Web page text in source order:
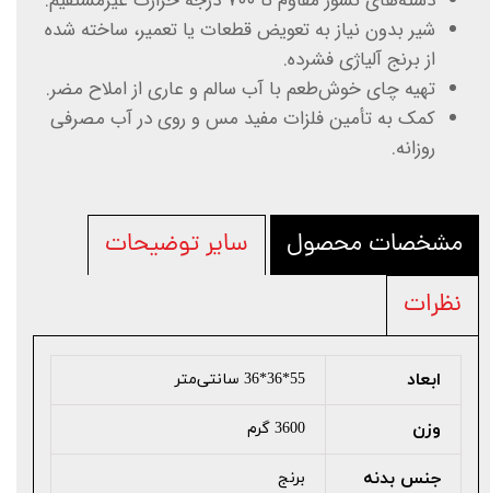
شیر بدون نیاز به تعویض قطعات یا تعمیر، ساخته شده
از برنج آلیاژی فشرده.
تهیه چای خوش‌طعم با آب سالم و عاری از املاح مضر.
کمک به تأمین فلزات مفید مس و روی در آب مصرفی
روزانه.
مشخصات محصول
سایر توضیحات
نظرات
ابعاد 55*36*36 سانتی‌متر
وزن 3600 گرم
جنس بدنه برنج